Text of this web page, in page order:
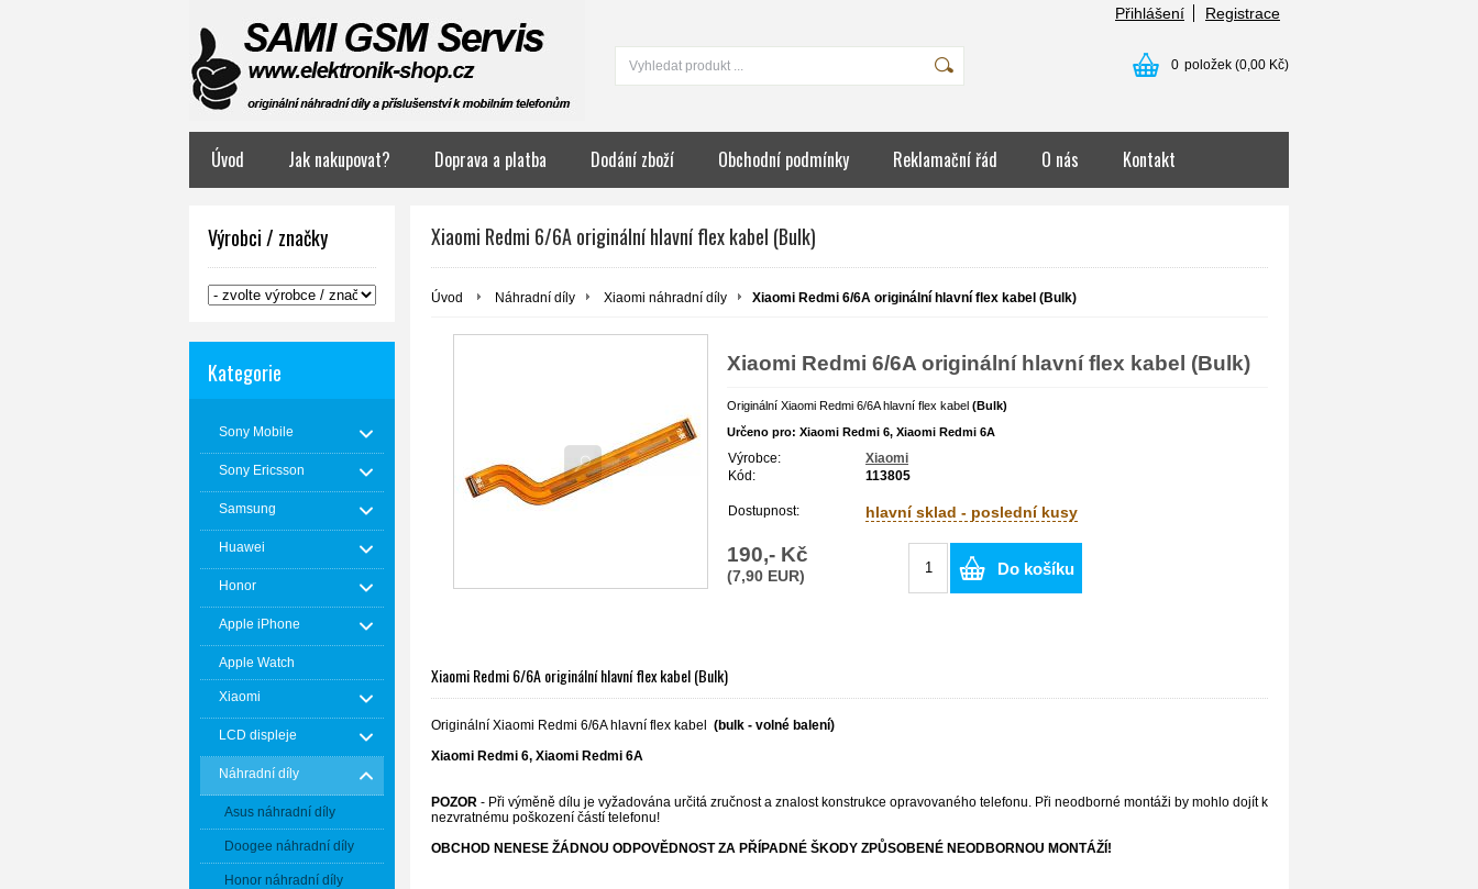
Přihlášení Registrace
0 položek (0,00 Kč)
Úvod Jak nakupovat? Doprava a platba Dodání zboží Obchodní podmínky Reklamační řád O nás Kontakt
Výrobci / značky
Kategorie
Sony Mobile
Sony Ericsson
Samsung
Huawei
Honor
Apple iPhone
Apple Watch
Xiaomi
LCD displeje
Náhradní díly
Asus náhradní díly
Doogee náhradní díly
Honor náhradní díly
Xiaomi Redmi 6/6A originální hlavní flex kabel (Bulk)
Úvod Náhradní díly Xiaomi náhradní díly Xiaomi Redmi 6/6A originální hlavní flex kabel (Bulk)
Xiaomi Redmi 6/6A originální hlavní flex kabel (Bulk)
Originální Xiaomi Redmi 6/6A hlavní flex kabel (Bulk)
Určeno pro: Xiaomi Redmi 6, Xiaomi Redmi 6A
Výrobce:
Xiaomi
Kód:
113805
Dostupnost: hlavní sklad - poslední kusy
190,- Kč
(7,90 EUR) Do košíku
Xiaomi Redmi 6/6A originální hlavní flex kabel (Bulk)
Originální Xiaomi Redmi 6/6A hlavní flex kabel (bulk - volné balení)
Xiaomi Redmi 6, Xiaomi Redmi 6A
POZOR - Při výměně dílu je vyžadována určitá zručnost a znalost konstrukce opravovaného telefonu. Při neodborné montáži by mohlo dojít k
nezvratnému poškození částí telefonu!
OBCHOD NENESE ŽÁDNOU ODPOVĚDNOST ZA PŘÍPADNÉ ŠKODY ZPŮSOBENÉ NEODBORNOU MONTÁŽÍ!